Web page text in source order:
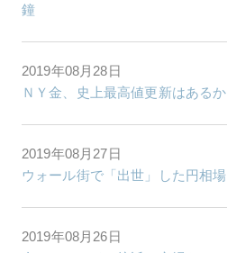
鐘
2019年08月28日
ＮＹ金、史上最高値更新はあるか
2019年08月27日
ウォール街で「出世」した円相場
2019年08月26日